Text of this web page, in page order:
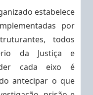
estabelece
por
todos
da Justiça e
cada eixo é
antecipar o que